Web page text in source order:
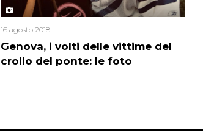
Genova, i volti delle vittime del
crollo del ponte: le foto
16 agosto 2018